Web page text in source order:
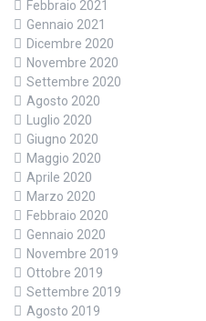
Febbraio 2021
Gennaio 2021
Dicembre 2020
Novembre 2020
Settembre 2020
Agosto 2020
Luglio 2020
Giugno 2020
Maggio 2020
Aprile 2020
Marzo 2020
Febbraio 2020
Gennaio 2020
Novembre 2019
Ottobre 2019
Settembre 2019
Agosto 2019